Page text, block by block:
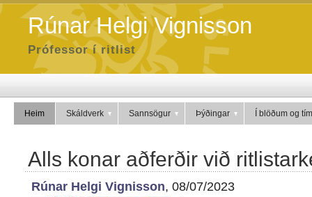
Rúnar Helgi Vignisson
Prófessor í ritlist
Heim Skáldverk Sannsögur Þýðingar Í blöðum og
Alls konar aðferðir við
Rúnar Helgi Vignisson, 08/07/2023